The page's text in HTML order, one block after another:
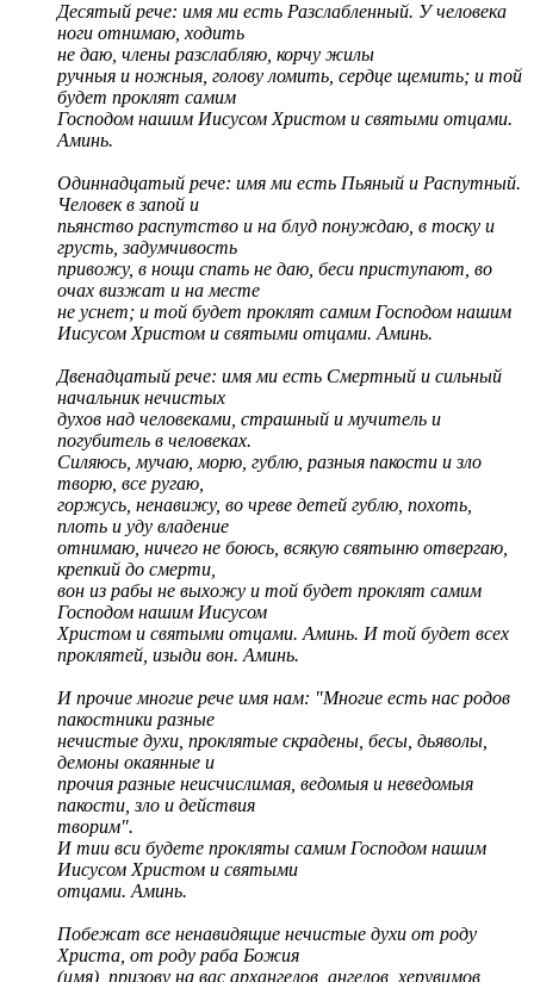
Десятый рече: имя ми есть Разслабленный. У человека
ноги отнимаю, ходить
не даю, члены разслабляю, корчу жилы
ручныя и ножныя, голову ломить, сердце щемить; и той
будет проклят самим
Господом нашим Иисусом Христом и святыми отцами.
Аминь.
Одиннадцатый рече: имя ми есть Пьяный и Распутный.
Человек в запой и
пьянство распутство и на блуд понуждаю, в тоску и
грусть, задумчивость
привожу, в нощи спать не даю, беси приступают, во
очах визжат и на месте
не уснет; и той будет проклят самим Господом нашим
Иисусом Христом и святыми отцами. Аминь.
Двенадцатый рече: имя ми есть Смертный и сильный
начальник нечистых
духов над человеками, страшный и мучитель и
погубитель в человеках.
Силяюсь, мучаю, морю, гублю, разныя пакости и зло
творю, все ругаю,
горжусь, ненавижу, во чреве детей гублю, похоть,
плоть и уду владение
отнимаю, ничего не боюсь, всякую святыню отвергаю,
крепкий до смерти,
вон из рабы не выхожу и той будет проклят самим
Господом нашим Иисусом
Христом и святыми отцами. Аминь. И той будет всех
проклятей, изыди вон. Аминь.
И прочие многие рече имя нам: "Многие есть нас родов
пакостники разные
нечистые духи, проклятые скрадены, бесы, дьяволы,
демоны окаянные и
прочия разные неисчислимая, ведомыя и неведомыя
пакости, зло и действия
творим".
И тии вси будете прокляты самим Господом нашим
Иисусом Христом и святыми
отцами. Аминь.
Побежат все ненавидящие нечистые духи от роду
Христа, от роду раба Божия
(имя), призову на вас архангелов, ангелов, херувимов,